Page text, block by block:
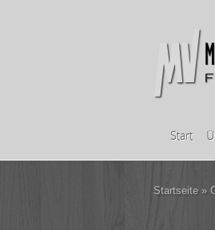
Start
Startseite »